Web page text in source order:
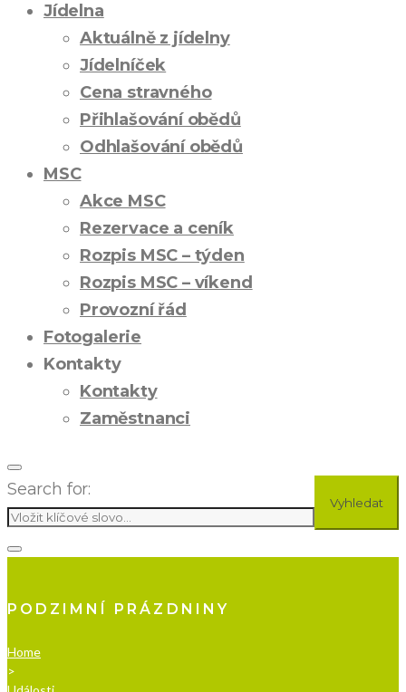
Jídelna
Aktuálně z jídelny
Jídelníček
Cena stravného
Přihlašování obědů
Odhlašování obědů
MSC
Akce MSC
Rezervace a ceník
Rozpis MSC – týden
Rozpis MSC – víkend
Provozní řád
Fotogalerie
Kontakty
Kontakty
Zaměstnanci
Search for:
Vyhledat
PODZIMNÍ PRÁZDNINY
Home
>